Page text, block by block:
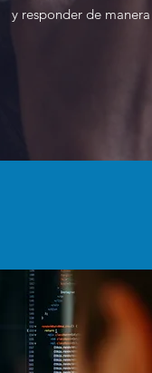
y responder de